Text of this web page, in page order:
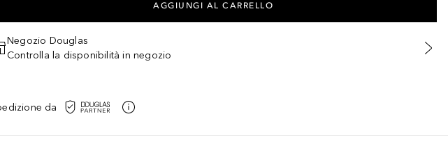
AGGIUNGI AL CARRELLO
Negozio Douglas
Controlla la disponibilità in negozio
da